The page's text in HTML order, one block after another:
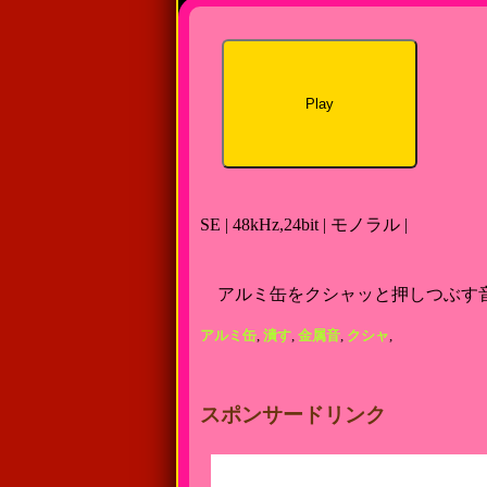
Play
SE | 48kHz,24bit | モノラル |
アルミ缶をクシャッと押しつぶす
アルミ缶, 潰す, 金属音, クシャ,
スポンサードリンク